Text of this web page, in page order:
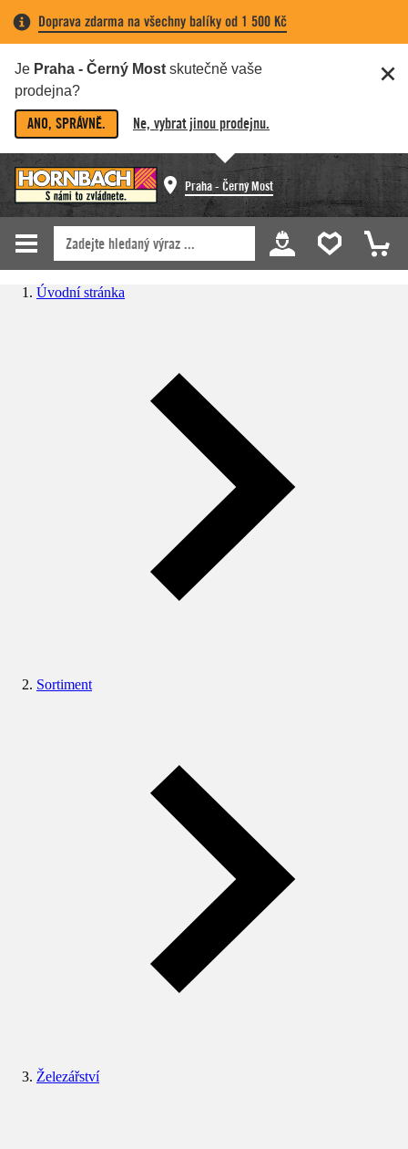
Doprava zdarma na všechny balíky od 1 500 Kč
Je Praha - Černý Most skutečně vaše
prodejna?
ANO, SPRÁVNĚ. Ne, vybrat jinou prodejnu.
Praha - Černý Most
Úvodní stránka
Sortiment
Železářství